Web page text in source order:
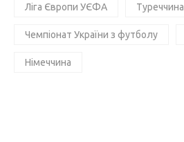
Ліга Європи УЄФА Туреччина
Чемпіонат України з футболу
Німеччина